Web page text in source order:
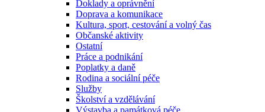
Doklady a oprávnění
Doprava a komunikace
Kultura, sport, cestování a volný čas
Občanské aktivity
Ostatní
Práce a podnikání
Poplatky a daně
Rodina a sociální péče
Služby
Školství a vzdělávání
Výstavba a památková péče